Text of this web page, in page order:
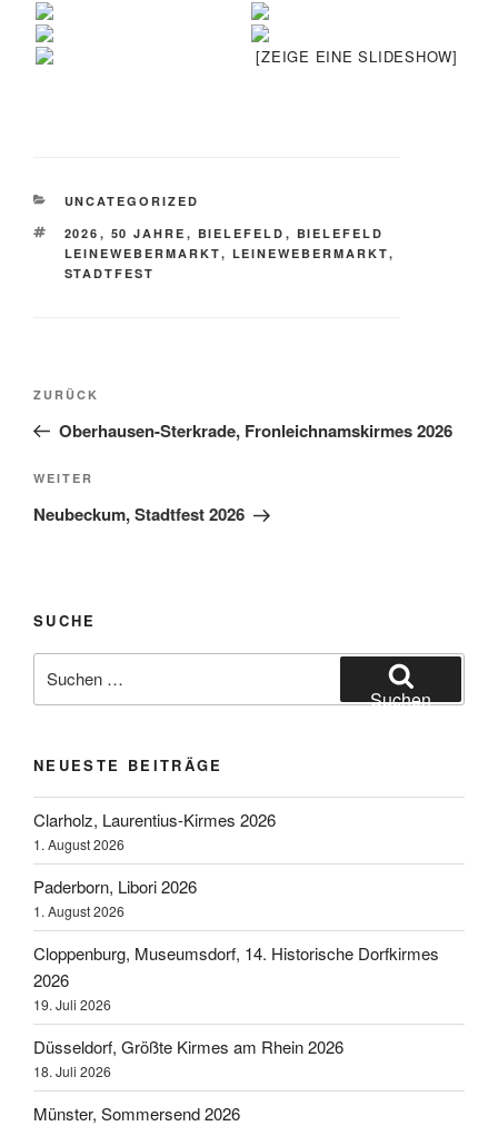
[ZEIGE EINE SLIDESHOW]
KATEGORIEN
UNCATEGORIZED
SCHLAGWÖRTER
2026 , 50 JAHRE , BIELEFELD , BIELEFELD
LEINEWEBERMARKT, LEINEWEBERMARKT,
STADTFEST
Beitragsnavigation
Vorheriger
Beitrag
ZURÜCK
Oberhausen-Sterkrade, Fronleichnamskirmes 2026
Nächster
Beitrag
WEITER
Neubeckum, Stadtfest 2026
SUCHE
nach:
Suchen
NEUESTE BEITRÄGE
Clarholz, Laurentius-Kirmes 2026
1. August 2026
Paderborn, Libori 2026
1. August 2026
Cloppenburg, Museumsdorf, 14. Historische Dorfkirmes
2026
19. Juli 2026
Düsseldorf, Größte Kirmes am Rhein 2026
18. Juli 2026
Münster, Sommersend 2026